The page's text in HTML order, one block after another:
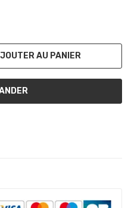
AU PANIER